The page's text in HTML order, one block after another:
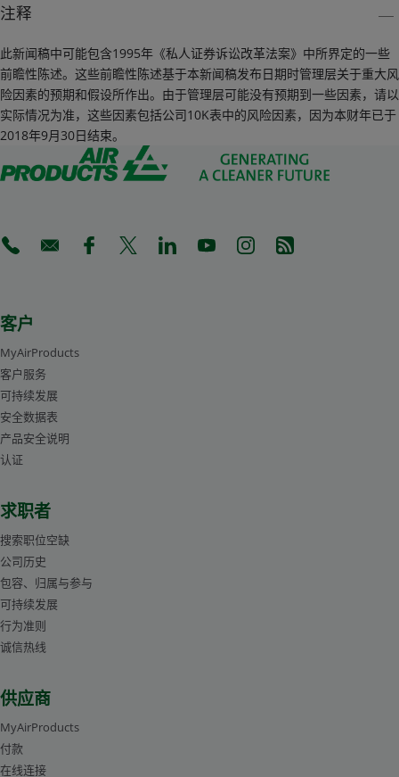
食品饮料等行业。空气产品公司同时也是一家全球领先的液化天然气工艺
2018财年，公司在50多个国家和地区经营的销售额达89亿美元，当前市
值约500亿美元。其全球来自不同背景的约1万6千名充满热情、富有才华
和忠诚敬业的员工在空气产品公司更高目标的引领下，致力于创造创新的
解决方案，助力环境改善，增强可持续发展，并解决客户、社区及全球所
面临的挑战。欲获得更多信息，请登陆公司中文网站：
www.airproducts.com.cn 或扫描关注“空气产品公司”中国区官方微信。
注释
此新闻稿中可能包含1995年《私人证券诉讼改革法案》中所界定的一些
前瞻性陈述。这些前瞻性陈述基于本新闻稿发布日期时管理层关于重大风
险因素的预期和假设所作出。由于管理层可能没有预期到一些因素，请以
实际情况为准，这些因素包括公司10K表中的风险因素，因为本财年已于
2018年9月30日结束。
(Opens in a new tab)
(Opens in a new tab)
(Opens in a new tab)
(Opens in a new tab)
(Opens in a new tab)
(Opens in a new tab)
(Opens in a new tab)
(Opens in a new
客户
MyAirProducts
客户服务
可持续发展
安全数据表
产品安全说明
认证
求职者
搜索职位空缺
公司历史
包容、归属与参与
可持续发展
行为准则
诚信热线
供应商
MyAirProducts
付款
在线连接